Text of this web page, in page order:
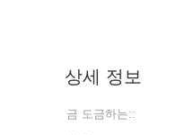
상세 정보
금 도금하는::